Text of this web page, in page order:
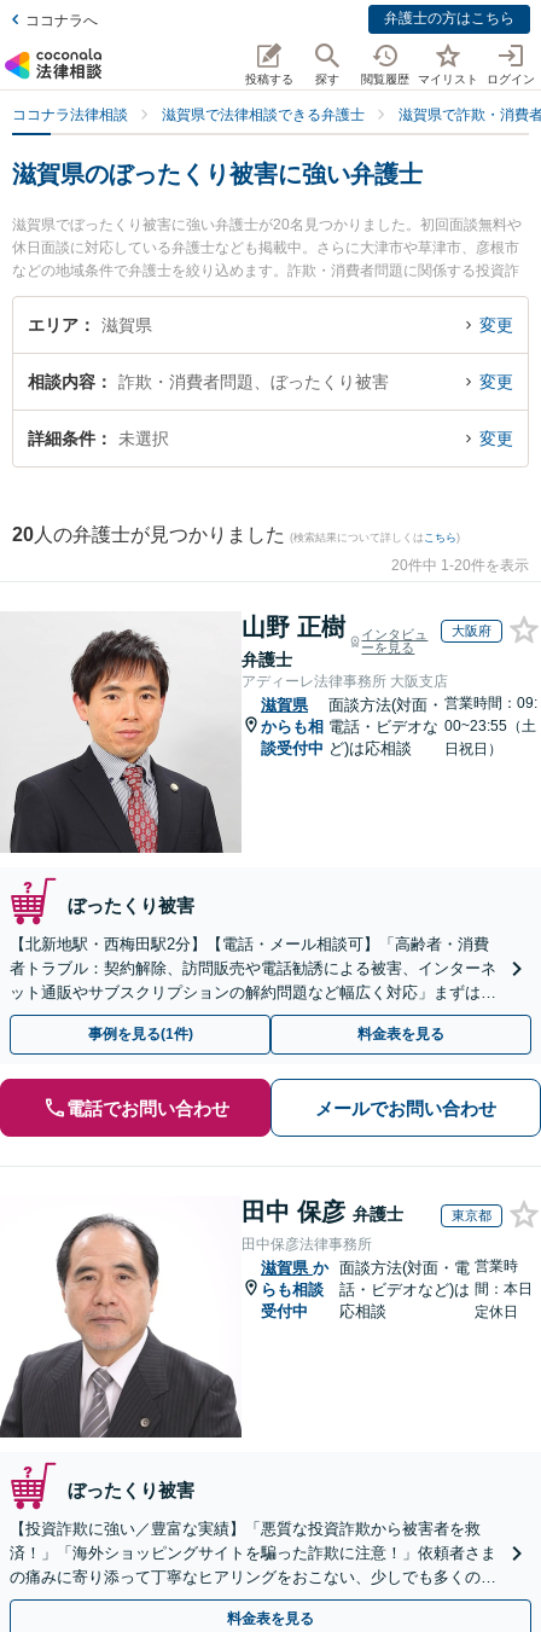
ココナラへ 弁護士の方はこちら
投稿する 探す 閲覧履歴 マイリスト ログイン
ココナラ法律相談 滋賀県で法律相談できる弁護士 滋賀県で詐欺・消費
滋賀県のぼったくり被害に強い弁護士
滋賀県でぼったくり被害に強い弁護士が20名見つかりました。初回面談無料や
休日面談に対応している弁護士なども掲載中。さらに大津市や草津市、彦根市
などの地域条件で弁護士を絞り込めます。詐欺・消費者問題に関係する投資詐
欺や副業詐欺、FX詐欺等の細かな分野での絞り込み検索もでき便利です。特に
ミカン法律事務所の齋藤 真宏弁護士や湖都経営法律事務所の山口 智之弁護士、
湖都経営法律事務所の宮本 向日葵弁護士のプロフィール情報や弁護士費用、強
のトラブルを今すぐに弁護士に相談したい』『ぼったくり被害のトラブル解決
の実績豊富な近くの弁護士を検索したい』『初回相談無料でぼったくり被害を
法律相談できる滋賀県内の弁護士に相談予約したい』などでお困りの相談者さ
エリア 滋賀県 変更
相談内容 詐欺・消費者問題、ぼったくり被害 変更
詳細条件 未選択 変更
20 人の弁護士が見つかりました (検索結果について詳しくは こちら)
20件中 1-20件を表示
山野 正樹
弁護士
インタビュ
ーを見る
大阪府
アディーレ法律事務所 大阪支店
滋賀県
からも相
談受付中
面談方法(対面・
電話・ビデオな
ど)は応相談
営業時間：09:
00~23:55（土
日祝日）
ぼったくり被害
【北新地駅・西梅田駅2分】【電話・メール相談可】「高齢者・消費
者トラブル：契約解除、訪問販売や電話勧誘による被害、インターネ
ット通販やサブスクリプションの解約問題など幅広く対応」まずは一
度ご相談ください【休日・夜間相談可】
事例を見る(1件) 料金表を見る
電話でお問い合わせ メールでお問い合わせ
田中 保彦 弁護士 東京都
田中保彦法律事務所
滋賀県 か
らも相談
受付中
面談方法(対面・電
話・ビデオなど)は
応相談
営業時
間：本日
定休日
ぼったくり被害
【投資詐欺に強い／豊富な実績】「悪質な投資詐欺から被害者を救
済！」「海外ショッピングサイトを騙った詐欺に注意！」依頼者さま
の痛みに寄り添って丁寧なヒアリングをおこない、少しでも多くの返
金が得られるよう尽力します！
料金表を見る